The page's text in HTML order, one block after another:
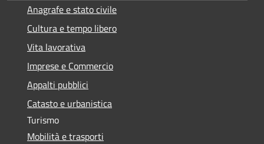
Anagrafe e stato civile
Cultura e tempo libero
Vita lavorativa
Imprese e Commercio
Appalti pubblici
Catasto e urbanistica
Turismo
Mobilità e trasporti